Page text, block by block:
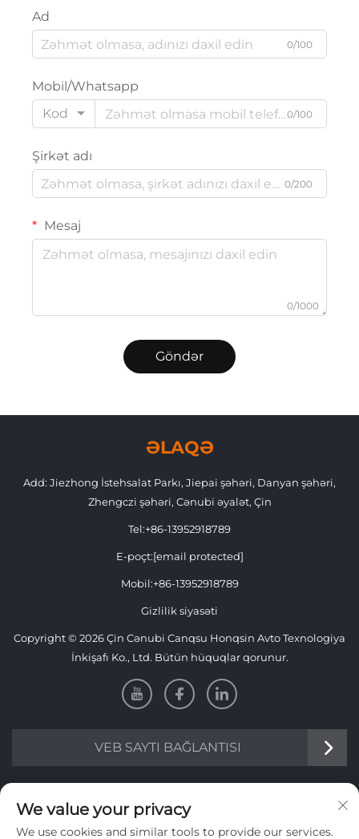
Ad
0/100
Mobil/Whatsapp
Kod
0/100
Şirkət adı
0/200
Mesaj
0/1000
Göndər
ƏLAQƏ
Add: Jiezhong İstehsalat Parkı, Jiepai şəhəri, Danyan şəhəri,
Zhengczi şəhəri, Cənubi əyalət, Çin
Tel:+86-13952918789
E-poçt:[email protected]
Mobil:+86-13952918789
Gizlilik siyasəti
Copyright © 2026 Çin Cənubi Canqsu Honqsin Avto Texnologiya
İnkişafı Ko., Ltd. Bütün hüquqlar qorunur.
VEB SAYTI BAĞLANTISI
Məlumat
Həftəlik bülletenimizi almaq üçün qeydiyyat olun
We value your privacy
We use cookies and similar tools to provide our services.